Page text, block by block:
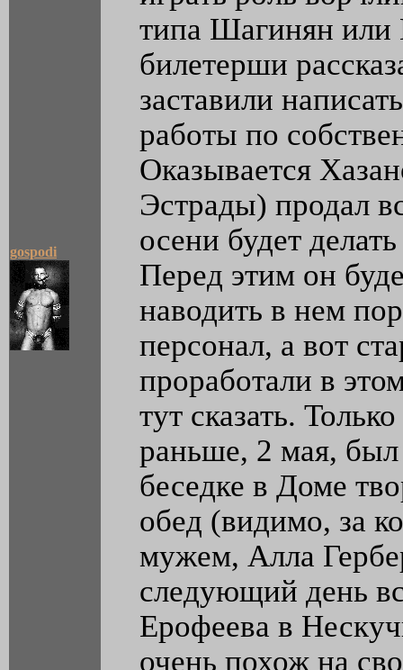
gospodi
типа Шагинян или
билетерши
заставили
работы по
Оказывается
Эстрады) продал
осени будет
Перед этим он
наводить в нем
персонал, а вот
проработали в
тут сказать.
раньше, 2 мая,
беседке в Доме
обед (видимо, за
мужем, Алла
следующий день
Ерофеева в
очень похож на